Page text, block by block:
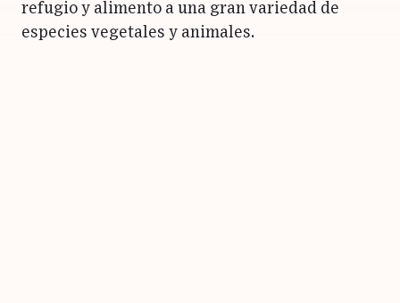
refugio y alimento a una gran variedad de
especies vegetales y animales.